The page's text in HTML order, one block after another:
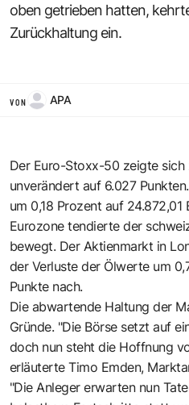
oben getrieben hatten,
Zurückhaltung ein.
VON APA
Der Euro-Stoxx-50 zeigte
unverändert auf 6.027
um 0,18 Prozent auf
Eurozone tendierte der
bewegt. Der Aktienmarkt in
der Verluste der Ölwerte um
Punkte nach.
Die abwartende Haltung der
Gründe. "Die Börse setzt auf
doch nun steht die Hoffnung
erläuterte Timo Emden,
"Die Anleger erwarten nun